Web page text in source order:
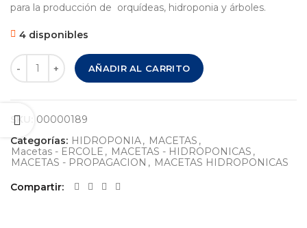
para la producción de orquídeas, hidroponia y árboles.
4 disponibles
MACETA - ERCOLE # 19 - 1 UNI. cantidad
AÑADIR AL CARRITO
SKU:
00000189
Categorías: HIDROPONIA, MACETAS ,
Macetas - ERCOLE , MACETAS - HIDROPONICAS ,
MACETAS - PROPAGACION , MACETAS HIDROPONICAS
Compartir